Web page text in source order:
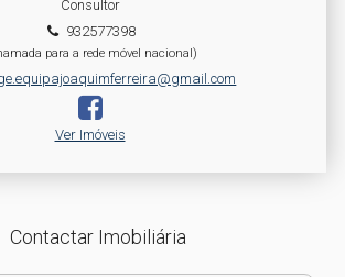
Consultor
932577398
para a rede móvel nacional)
Ver Imóveis
Contactar Imobiliária